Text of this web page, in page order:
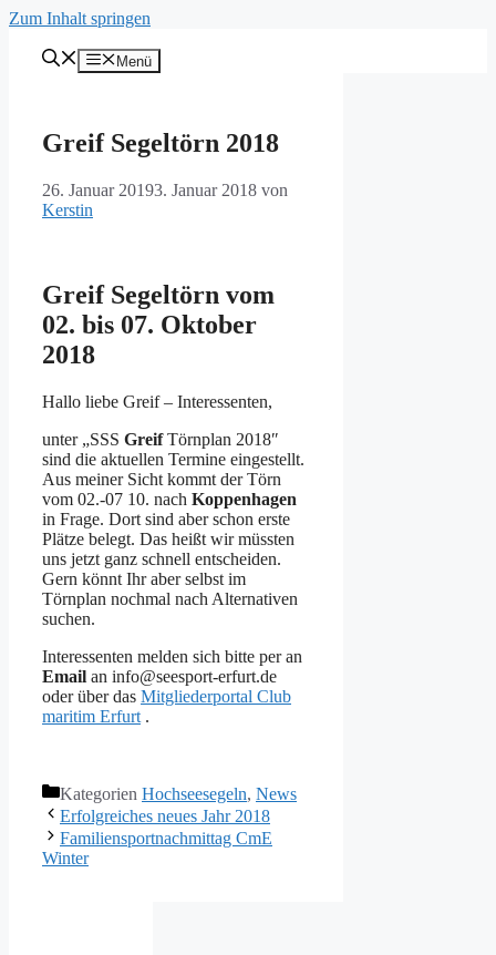
Zum Inhalt springen
Menü
Greif Segeltörn 2018
26. Januar 20193. Januar 2018 von
Kerstin
Greif Segeltörn vom
02. bis 07. Oktober
2018
Hallo liebe Greif – Interessenten,
unter „SSS GreifTörnplan 2018″
sind die aktuellen Termine eingestellt.
Aus meiner Sicht kommt der Törn
vom 02.-07 10. nach Koppenhagen
in Frage. Dort sind aber schon erste
Plätze belegt. Das heißt wir müssten
uns jetzt ganz schnell entscheiden.
Gern könnt Ihr aber selbst im
Törnplan nochmal nach Alternativen
suchen.
Interessenten melden sich bitte per an
Email an info@seesport-erfurt.de
oder über das Mitgliederportal Club
maritim Erfurt .
Kategorien Hochseesegeln, News
Erfolgreiches neues Jahr 2018
Familiensportnachmittag CmE
Winter